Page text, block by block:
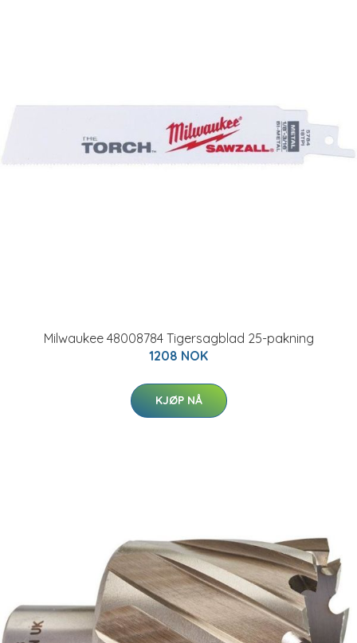
Milwaukee 48008784 Tigersagblad 25-pakning
1208 NOK
KJØP NÅ